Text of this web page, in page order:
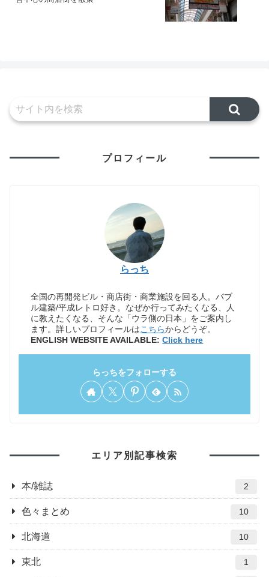
プロフィール
らっち
全国の再開発ビル・商店街・商業施設を回る人。バブ
ル建築/平成レトロ好き。なぜか行ってみたくなる、人
に教えたくなる、そんな「ウラ側の日本」をご案内し
ます。詳しいプロフィールはこちらからどうぞ。
ENGLISH WEBSITE AVAILABLE:Click here
らっちをフォローする
エリア別記事検索
本/雑誌 2
色々まとめ 10
北海道 10
東北 1